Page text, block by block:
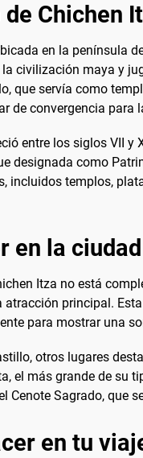
Chichen
en la península
civilización maya y
que servía como
de convergencia para
entre los siglos VII y
designada como
incluidos templos,
en la
Itza no está
atracción principal.
para mostrar una
otros lugares
el más grande de su
Cenote Sagrado, que
en tu